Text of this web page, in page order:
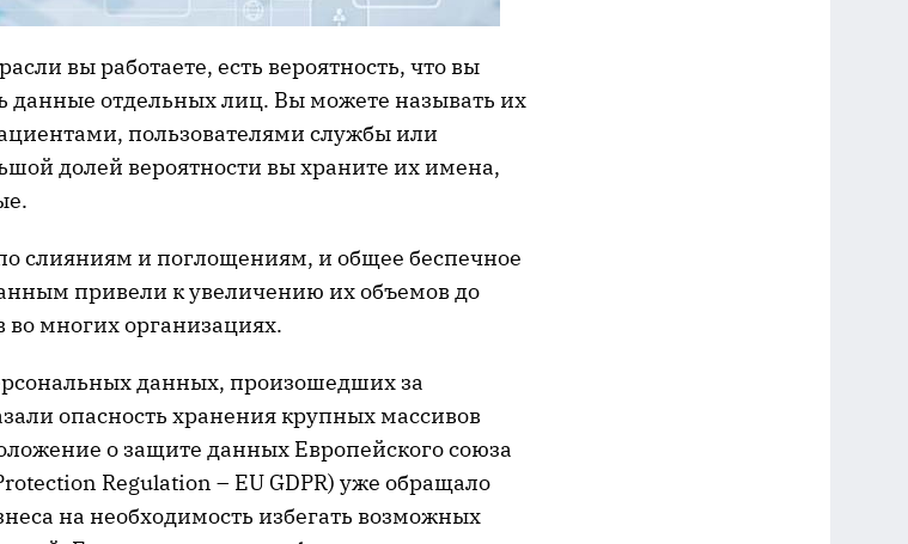
вы работаете, есть вероятность, что вы
данные отдельных лиц. Вы можете называть их
пользователями службы или
долей вероятности вы храните их имена,
слияниям и поглощениям, и общее беспечное
привели к увеличению их объемов до
многих организациях.
данных, произошедших за
опасность хранения крупных массивов
о защите данных Европейского союза
Regulation – EU GDPR) уже обращало
на необходимость избегать возможных